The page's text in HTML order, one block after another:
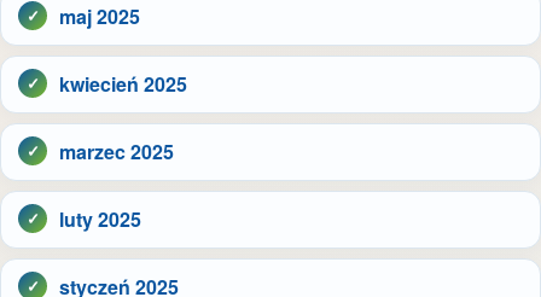
maj 2025
kwiecień 2025
marzec 2025
luty 2025
styczeń 2025